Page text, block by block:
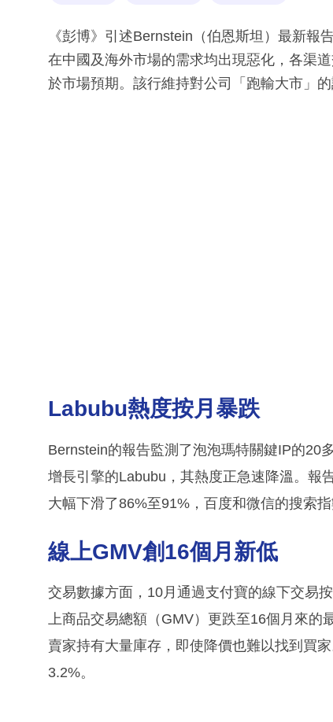
《彭博》引述Bernstein（伯恩斯坦）最新
在中國及海外市場的需求均出現惡化，各渠
於市場預期。該行維持對公司「跑輸大市」的
Labubu熱度按月暴跌
Bernstein的報告監測了泡泡瑪特關鍵IP的20
增長引擎的Labubu，其熱度正急速降溫。報
大幅下滑了86%至91%，百度和微信的搜索
線上GMV創16個月新低
交易數據方面，10月通過支付寶的線下交易
上商品交易總額（GMV）更跌至16個月來的
賣家持有大量庫存，即使降價也難以找到買
3.2%。